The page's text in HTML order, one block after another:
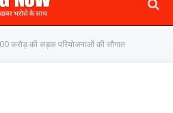
करोड़ की सड़क परियोजनाओं की सौगात